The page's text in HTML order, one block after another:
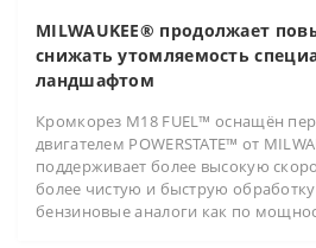
MILWAUKEE® продолжает
снижать утомляемость
ландшафтом
Кромкорез M18 FUEL™ оснащён
двигателем POWERSTATE™ от
поддерживает более высокую
более чистую и быструю
бензиновые аналоги как по